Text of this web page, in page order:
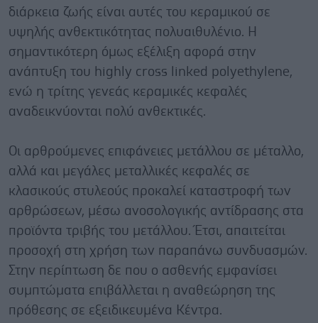
διάρκεια ζωής είναι αυτές του κεραμικού σε
υψηλής ανθεκτικότητας πολυαιθυλένιο. Η
σημαντικότερη όμως εξέλιξη αφορά στην
ανάπτυξη του highly cross linked polyethylene,
ενώ η τρίτης γενεάς κεραμικές κεφαλές
αναδεικνύονται πολύ ανθεκτικές.
Οι αρθρούμενες επιφάνειες μετάλλου σε μέταλλο,
αλλά και μεγάλες μεταλλικές κεφαλές σε
κλασικούς στυλεούς προκαλεί καταστροφή των
αρθρώσεων, μέσω ανοσολογικής αντίδρασης στα
προϊόντα τριβής του μετάλλου. Έτσι, απαιτείται
προσοχή στη χρήση των παραπάνω συνδυασμών.
Στην περίπτωση δε που ο ασθενής εμφανίσει
συμπτώματα επιβάλλεται η αναθεώρηση της
πρόθεσης σε εξειδικευμένα Κέντρα.